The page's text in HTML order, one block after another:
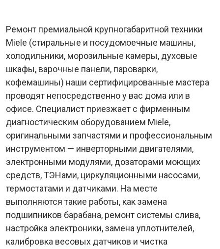
Ремонт премиальной крупногабаритной техники
Miele (стиральные и посудомоечные машины,
холодильники, морозильные камеры, духовые
шкафы, варочные панели, пароварки,
кофемашины) наши сертифицированные мастера
проводят непосредственно у вас дома или в
офисе. Специалист приезжает с фирменным
диагностическим оборудованием Miele,
оригинальными запчастями и профессиональным
инструментом — инверторными двигателями,
электронными модулями, дозаторами моющих
средств, ТЭНами, циркуляционными насосами,
термостатами и датчиками. На месте
выполняются такие работы, как замена
подшипников барабана, ремонт системы слива,
настройка электроники, замена уплотнителей,
калибровка весовых датчиков и чистка